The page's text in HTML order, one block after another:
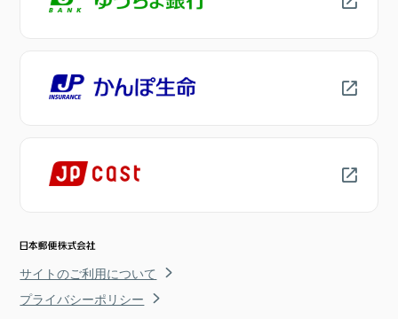
サイトのご利用について
プライバシーポリシー